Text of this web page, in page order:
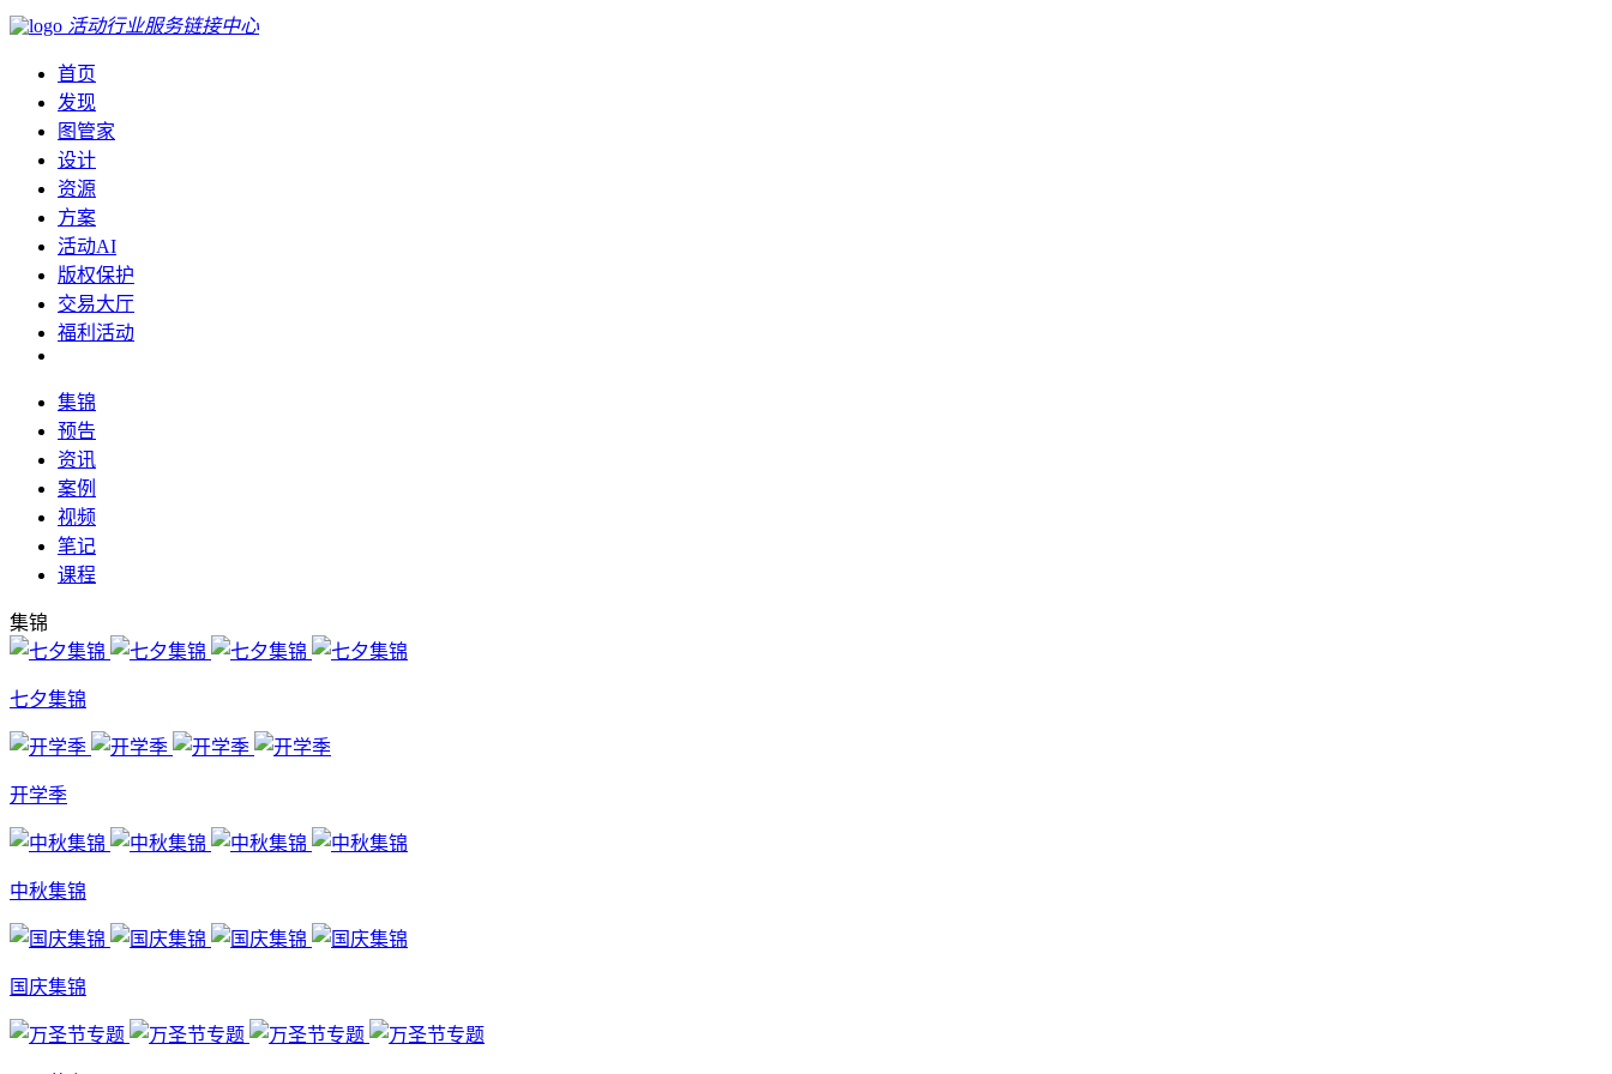
活动行业服务链接中心
首页
发现
图管家
设计
资源
方案
活动AI
版权保护
交易大厅
福利活动
集锦
预告
资讯
案例
视频
笔记
课程
集锦
七夕集锦
开学季
中秋集锦
国庆集锦